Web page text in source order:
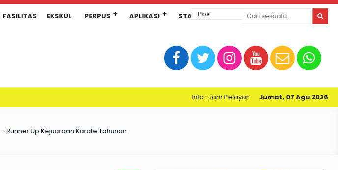
FASILITAS EKSKUL PERPUS APLIKASI STANDAR PELAYANAN
Jumat, 07 Agu 2026
Info : Jam Pelayanan Perpustakaan Kartini
- Runner Up Kejuaraan Karate Tahunan